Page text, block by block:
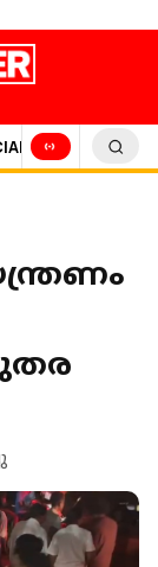
SPORTS